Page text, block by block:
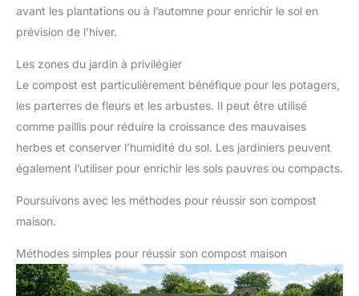
avant les plantations ou à l’automne pour enrichir le sol en
prévision de l’hiver.
Les zones du jardin à privilégier
Le compost est particulièrement bénéfique pour les potagers,
les parterres de fleurs et les arbustes. Il peut être utilisé
comme paillis pour réduire la croissance des mauvaises
herbes et conserver l’humidité du sol. Les jardiniers peuvent
également l’utiliser pour enrichir les sols pauvres ou compacts.
Poursuivons avec les méthodes pour réussir son compost
maison.
Méthodes simples pour réussir son compost maison